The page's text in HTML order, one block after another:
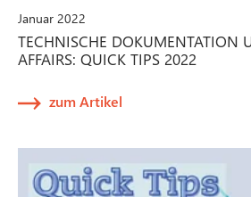
Januar 2022
TECHNISCHE DOKUMENTATION
AFFAIRS: QUICK TIPS 2022
zum Artikel